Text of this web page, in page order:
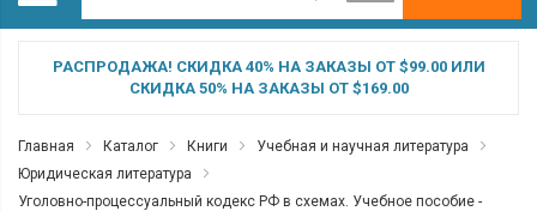
РАСПРОДАЖА! СКИДКА 40% НА ЗАКАЗЫ ОТ $99.00 ИЛИ
СКИДКА 50% НА ЗАКАЗЫ ОТ $169.00
Главная Каталог Книги
Учебная и научная литература
Юридическая литература
Уголовно-процессуальный кодекс РФ в схемах. Учебное пособие -